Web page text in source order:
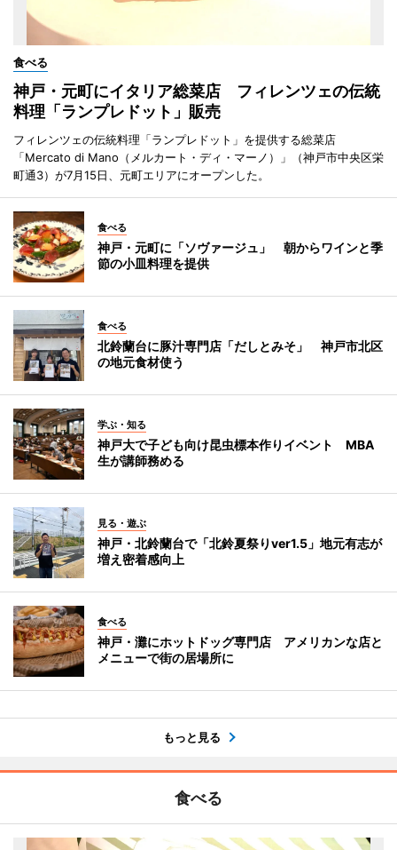
食べる
神戸・元町にイタリア総菜店 フィレンツェの伝統
料理「ランプレドット」販売
フィレンツェの伝統料理「ランプレドット」を提供する総菜店
「Mercato di Mano（メルカート・ディ・マーノ）」（神戸市中央区栄
町通3）が7月15日、元町エリアにオープンした。
食べる
神戸・元町に「ソヴァージュ」 朝からワインと季
節の小皿料理を提供
食べる
北鈴蘭台に豚汁専門店「だしとみそ」 神戸市北区
の地元食材使う
学ぶ・知る
神戸大で子ども向け昆虫標本作りイベント MBA
生が講師務める
見る・遊ぶ
神戸・北鈴蘭台で「北鈴夏祭りver1.5」地元有志が
増え密着感向上
食べる
神戸・灘にホットドッグ専門店 アメリカンな店と
メニューで街の居場所に
もっと見る
食べる